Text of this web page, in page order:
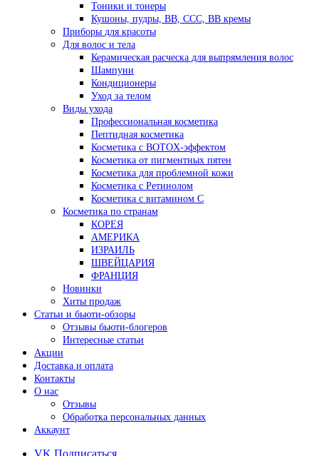
Тоники и тонеры
Кушоны, пудры, ВВ, ССС, ВВ кремы
Приборы для красоты
Для волос и тела
Керамическая расческа для выпрямления волос
Шампуни
Кондиционеры
Уход за телом
Виды ухода
Профессиональная косметика
Пептидная косметика
Косметика с BOTOX-эффектом
Косметика от пигментных пятен
Косметика для проблемной кожи
Косметика с Ретинолом
Косметика с витамином С
Косметика по странам
КОРЕЯ
АМЕРИКА
ИЗРАИЛЬ
ШВЕЙЦАРИЯ
ФРАНЦИЯ
Новинки
Хиты продаж
Статьи и бьюти-обзоры
Отзывы бьюти-блогеров
Интересные статьи
Акции
Доставка и оплата
Контакты
О нас
Отзывы
Обработка персональных данных
Аккаунт